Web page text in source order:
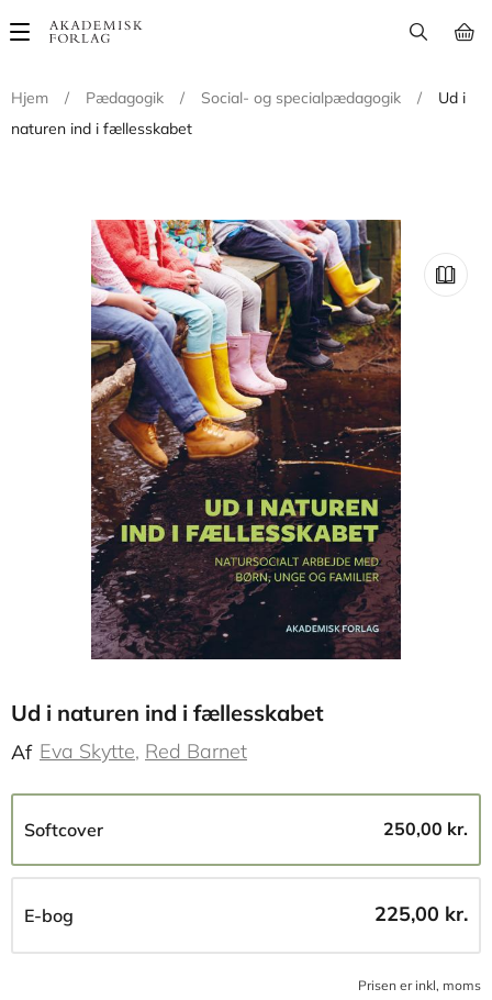
Main
Hjem
/ Pædagogik / Social- og specialpædagogik /
Ud i
naturen ind i fællesskabet
Ud i naturen ind i fællesskabet
Af Eva Skytte Red Barnet
Softcover 250,00 kr.
E-bog 225,00 kr.
Prisen er inkl, moms